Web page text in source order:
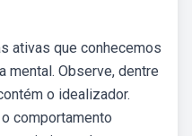
ativas que conhecemos
mental. Observe, dentre
o idealizador.
comportamento